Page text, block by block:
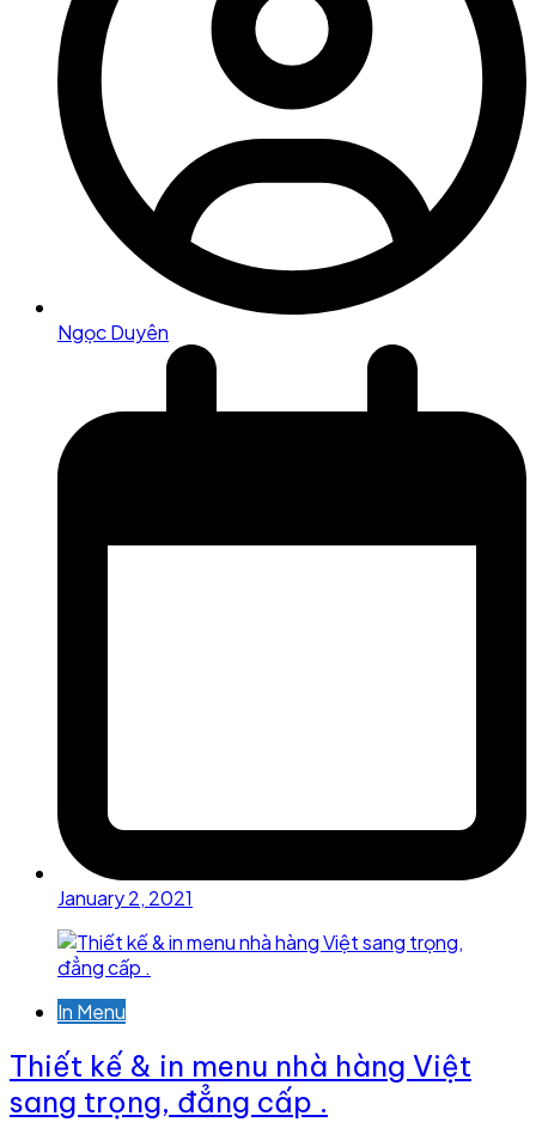
Ngọc Duyên
January 2, 2021
In Menu
Thiết kế & in menu nhà hàng Việt
sang trọng, đẳng cấp .